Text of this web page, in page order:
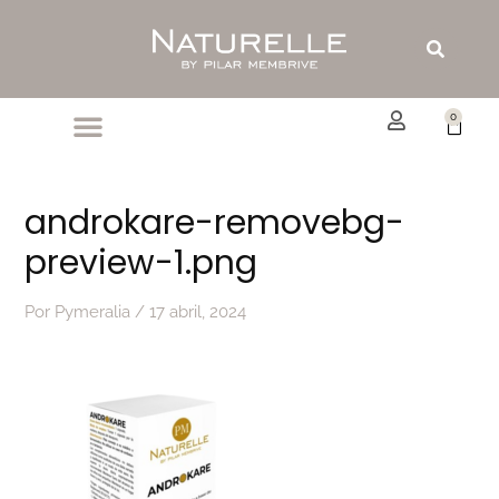
Buscar
0
androkare-removebg-
preview-1.png
Por Pymeralia /17 abril, 2024